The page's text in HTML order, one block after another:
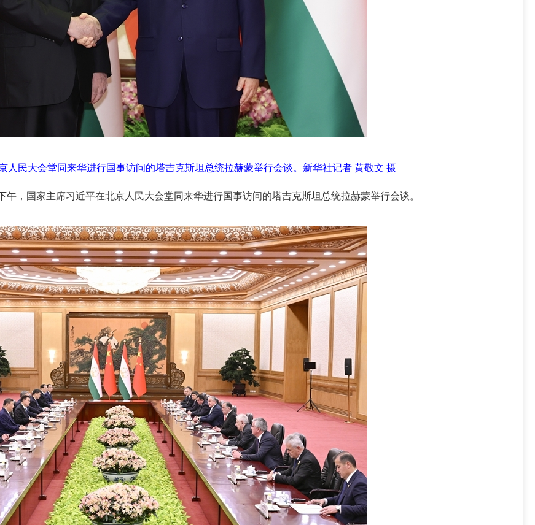
人民大会堂同来华进行国事访问的塔吉克斯坦总统拉赫蒙举行会谈。新华社记者 黄敬文 摄
，国家主席习近平在北京人民大会堂同来华进行国事访问的塔吉克斯坦总统拉赫蒙举行会谈。